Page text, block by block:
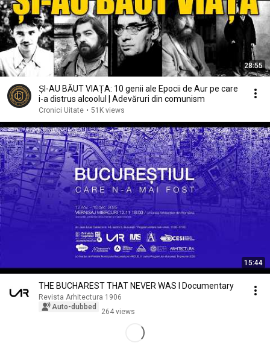
28:55
ȘI-AU BĂUT VIAȚA: 10 genii ale Epocii de Aur pe care
i-a distrus alcoolul | Adevăruri din comunism
Cronici Uitate • 51K views
15:44
THE BUCHAREST THAT NEVER WAS I Documentary
Revista Arhitectura 1906
Auto-dubbed
264 views